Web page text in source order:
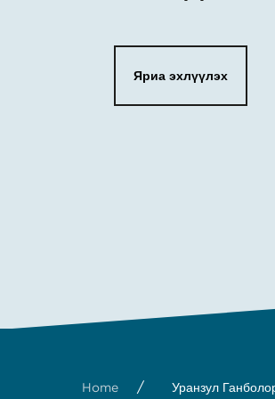
Яриа эхлүүлэх
Home / Уранзул